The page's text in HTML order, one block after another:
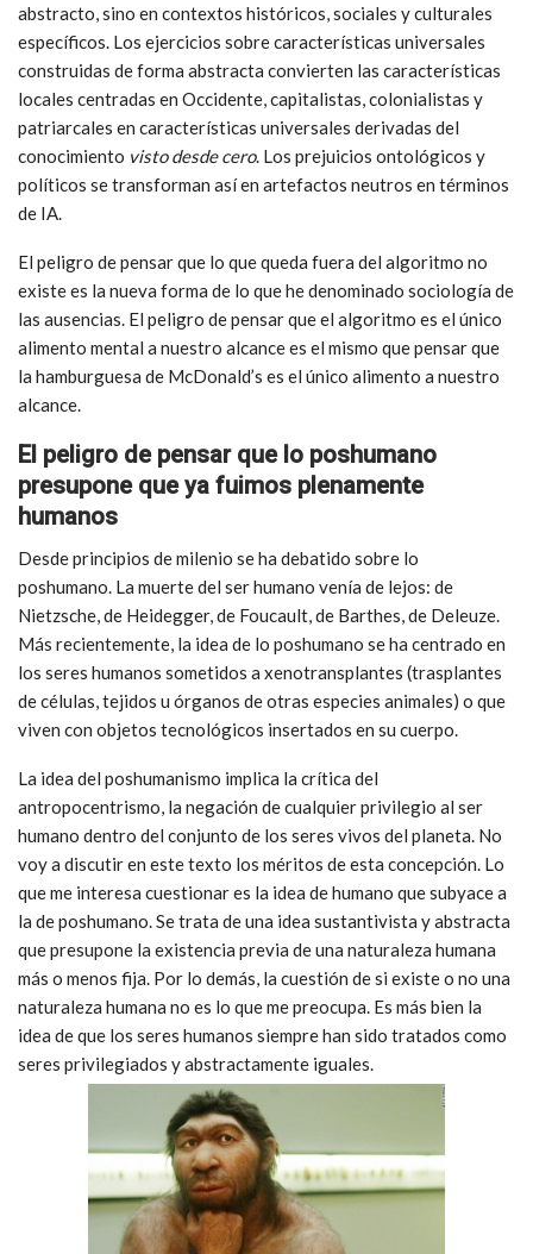
abstracto, sino en contextos históricos, sociales y culturales
específicos. Los ejercicios sobre características universales
construidas de forma abstracta convierten las características
locales centradas en Occidente, capitalistas, colonialistas y
patriarcales en características universales derivadas del
conocimiento visto desde cero. Los prejuicios ontológicos y
políticos se transforman así en artefactos neutros en términos
de IA.
El peligro de pensar que lo que queda fuera del algoritmo no
existe es la nueva forma de lo que he denominado sociología de
las ausencias. El peligro de pensar que el algoritmo es el único
alimento mental a nuestro alcance es el mismo que pensar que
la hamburguesa de McDonald’s es el único alimento a nuestro
alcance.
El peligro de pensar que lo poshumano
presupone que ya fuimos plenamente
humanos
Desde principios de milenio se ha debatido sobre lo
poshumano. La muerte del ser humano venía de lejos: de
Nietzsche, de Heidegger, de Foucault, de Barthes, de Deleuze.
Más recientemente, la idea de lo poshumano se ha centrado en
los seres humanos sometidos a xenotransplantes (trasplantes
de células, tejidos u órganos de otras especies animales) o que
viven con objetos tecnológicos insertados en su cuerpo.
La idea del poshumanismo implica la crítica del
antropocentrismo, la negación de cualquier privilegio al ser
humano dentro del conjunto de los seres vivos del planeta. No
voy a discutir en este texto los méritos de esta concepción. Lo
que me interesa cuestionar es la idea de humano que subyace a
la de poshumano. Se trata de una idea sustantivista y abstracta
que presupone la existencia previa de una naturaleza humana
más o menos fija. Por lo demás, la cuestión de si existe o no una
naturaleza humana no es lo que me preocupa. Es más bien la
idea de que los seres humanos siempre han sido tratados como
seres privilegiados y abstractamente iguales.